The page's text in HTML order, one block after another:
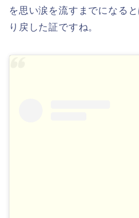
を思い涙を流すまでになる
り戻した証ですね。